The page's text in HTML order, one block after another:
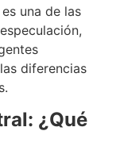
una de las
diferencias
¿Qué